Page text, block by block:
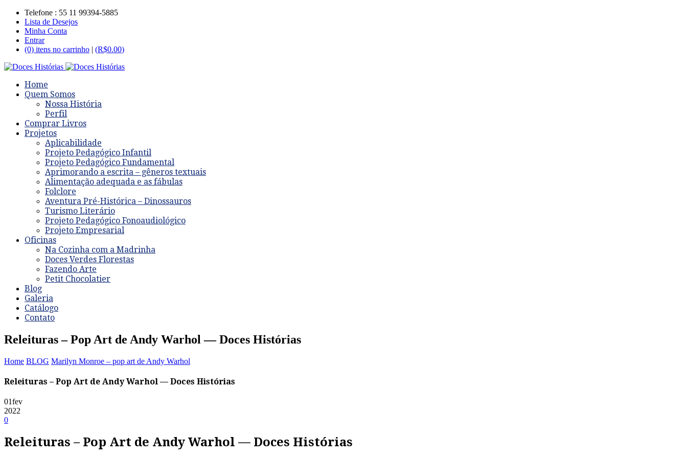
Telefone : 55 11 99394-5885
Lista de Desejos
Minha Conta
Entrar
(0) itens no carrinho | (R$0.00)
Home
Quem Somos
Nossa História
Perfil
Comprar Livros
Projetos
Aplicabilidade
Projeto Pedagógico Infantil
Projeto Pedagógico Fundamental
Aprimorando a escrita – gêneros textuais
Alimentação adequada e as fábulas
Folclore
Aventura Pré-Histórica – Dinossauros
Turismo Literário
Projeto Pedagógico Fonoaudiológico
Projeto Empresarial
Oficinas
Na Cozinha com a Madrinha
Doces Verdes Florestas
Fazendo Arte
Petit Chocolatier
Blog
Galeria
Catálogo
Contato
Releituras – Pop Art de Andy Warhol — Doces Histórias
Home BLOG Marilyn Monroe – pop art de Andy Warhol
Releituras – Pop Art de Andy Warhol — Doces Histórias
01fev
2022
0
Releituras – Pop Art de Andy Warhol — Doces Histórias